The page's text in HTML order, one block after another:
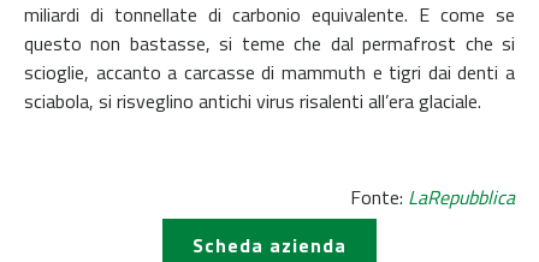
miliardi di tonnellate di carbonio equivalente. E come se
questo non bastasse, si teme che dal permafrost che si
scioglie, accanto a carcasse di mammuth e tigri dai denti a
sciabola, si risveglino antichi virus risalenti all’era glaciale.
Fonte: LaRepubblica
Scheda azienda